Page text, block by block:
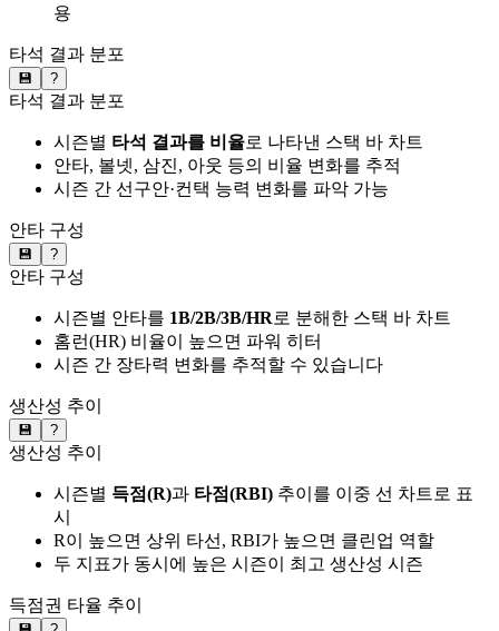
용
타석 결과 분포
💾 ?
타석 결과 분포
시즌별 타석 결과를 비율로 나타낸 스택 바 차트
안타, 볼넷, 삼진, 아웃 등의 비율 변화를 추적
시즌 간 선구안·컨택 능력 변화를 파악 가능
안타 구성
💾 ?
안타 구성
시즌별 안타를 1B/2B/3B/HR로 분해한 스택 바 차트
홈런(HR) 비율이 높으면 파워 히터
시즌 간 장타력 변화를 추적할 수 있습니다
생산성 추이
💾 ?
생산성 추이
시즌별 득점(R)과 타점(RBI) 추이를 이중 선 차트로 표
시
R이 높으면 상위 타선, RBI가 높으면 클린업 역할
두 지표가 동시에 높은 시즌이 최고 생산성 시즌
득점권 타율 추이